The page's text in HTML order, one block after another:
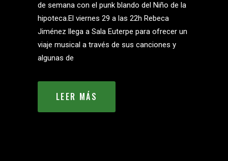
de semana con el punk blando del Niño de la
hipoteca.El viernes 29 a las 22h Rebeca
Jiménez llega a Sala Euterpe para ofrecer un
viaje musical a través de sus canciones y
algunas de
LEER MÁS